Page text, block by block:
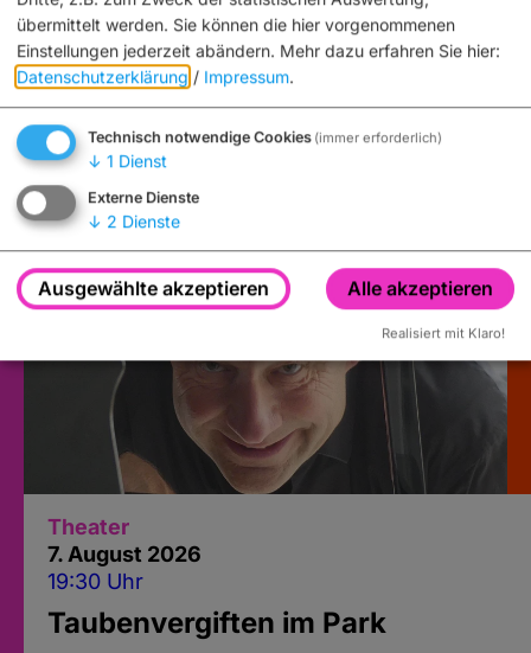
Auch an diesem Ort
Theater
7. August 2026
19:30 Uhr
Taubenvergiften im Park
übermittelt werden. Sie können die hier vorgenommenen
Einstellungen jederzeit abändern. Mehr dazu erfahren Sie hier:
Datenschutzerklärung / Impressum.
Technisch notwendige Cookies (immer erforderlich)
↓ 1 Dienst
Externe Dienste
↓ 2 Dienste
Ausgewählte akzeptieren Alle akzeptieren
Realisiert mit Klaro!